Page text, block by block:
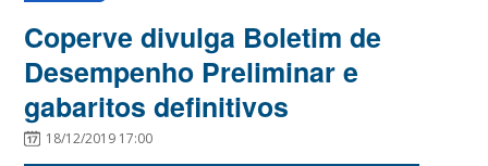
Coperve divulga Boletim de
Desempenho Preliminar e
gabaritos definitivos
18/12/2019 17:00